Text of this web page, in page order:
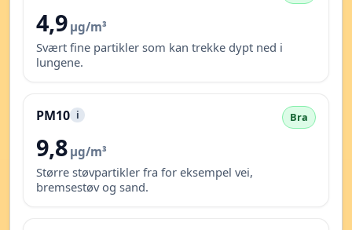
4,9 µg/m³
Svært fine partikler som kan trekke dypt ned i
lungene.
PM10 i Bra
9,8 µg/m³
Større støvpartikler fra for eksempel vei,
bremsestøv og sand.